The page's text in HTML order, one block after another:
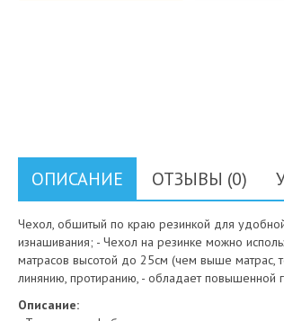
ОПИСАНИЕ ОТЗЫВЫ (0)
Чехол, обшитый по краю резинкой для
изнашивания; - Чехол на резинке можно
матрасов высотой до 25см (чем выше матрас,
линянию, протиранию, - обладает повышенной
Описание: